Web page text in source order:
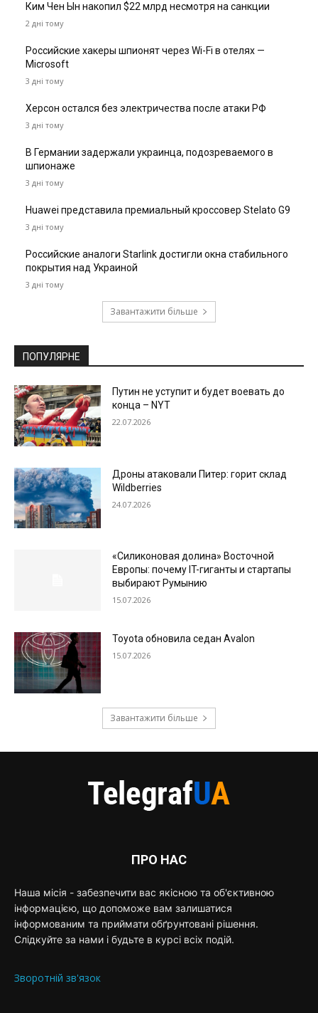
Ким Чен Ын накопил $22 млрд несмотря на санкции
2 дні тому
Российские хакеры шпионят через Wi-Fi в отелях —
Microsoft
3 дні тому
Херсон остался без электричества после атаки РФ
3 дні тому
В Германии задержали украинца, подозреваемого в
шпионаже
3 дні тому
Huawei представила премиальный кроссовер Stelato G9
3 дні тому
Российские аналоги Starlink достигли окна стабильного
покрытия над Украиной
3 дні тому
Завантажити більше
ПОПУЛЯРНЕ
Путин не уступит и будет воевать до
конца – NYT
22.07.2026
Дроны атаковали Питер: горит склад
Wildberries
24.07.2026
«Силиконовая долина» Восточной
Европы: почему IT-гиганты и стартапы
выбирают Румынию
15.07.2026
Toyota обновила седан Avalon
15.07.2026
Завантажити більше
ПРО НАС
Наша місія - забезпечити вас якісною та об'єктивною
інформацією, що допоможе вам залишатися
інформованим та приймати обґрунтовані рішення.
Слідкуйте за нами і будьте в курсі всіх подій.
Зворотній зв'язок